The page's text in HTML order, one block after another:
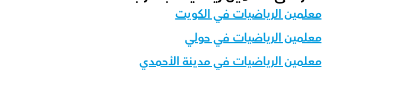
معلمين الرياضيات في الكويت
معلمين الرياضيات في حولي
معلمين الرياضيات في مدينة الأحمدي